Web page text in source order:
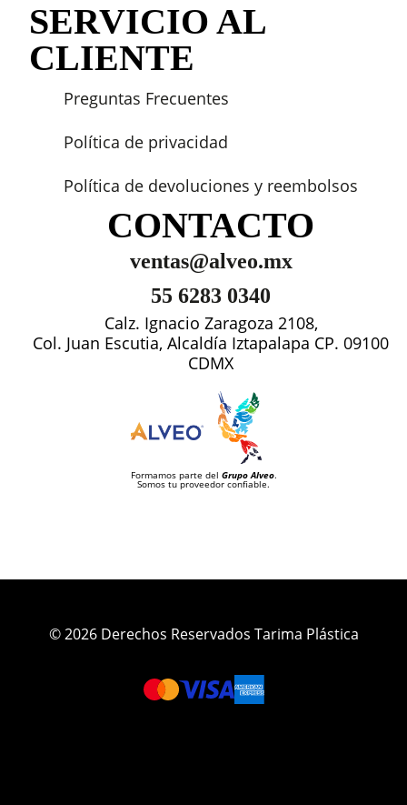
SERVICIO AL
CLIENTE
Preguntas Frecuentes
Política de privacidad
Política de devoluciones y reembolsos
CONTACTO
ventas@alveo.mx
55 6283 0340
Calz. Ignacio Zaragoza 2108,
Col. Juan Escutia, Alcaldía Iztapalapa CP. 09100
CDMX
Formamos parte del Grupo Alveo.
Somos tu proveedor confiable.
© 2026 Derechos Reservados Tarima Plástica